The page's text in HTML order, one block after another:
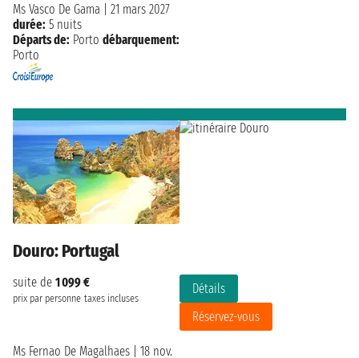
Ms Vasco De Gama
21 mars 2027
durée: 5 nuits
Départs de: Porto débarquement:
Porto
Douro: Portugal
suite de 1 099 €
prix par personne taxes incluses
Détails
Réservez-vous
Ms Fernao De Magalhaes 18 nov.